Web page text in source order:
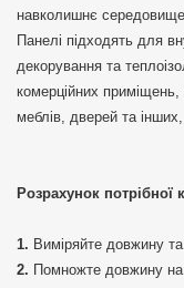
навколишнє
Панелі підходять для
декорування та
комерційних
меблів, дверей та
Розрахунок потрібної
Виміряйте довжину
Помножте довжину на